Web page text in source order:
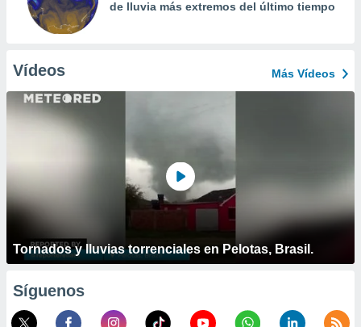
de lluvia más extremos del último tiempo
Vídeos Más Vídeos
Tornados y lluvias torrenciales en Pelotas, Brasil.
Síguenos